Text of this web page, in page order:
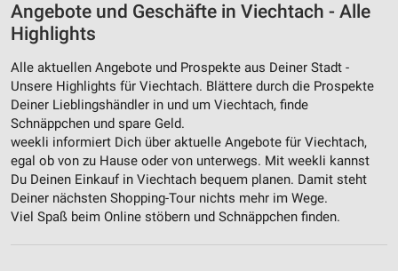
Angebote und Geschäfte in Viechtach - Alle
Highlights
Alle aktuellen Angebote und Prospekte aus Deiner Stadt -
Unsere Highlights für Viechtach. Blättere durch die Prospekte
Deiner Lieblingshändler in und um Viechtach, finde
Schnäppchen und spare Geld.
weekli informiert Dich über aktuelle Angebote für Viechtach,
egal ob von zu Hause oder von unterwegs. Mit weekli kannst
Du Deinen Einkauf in Viechtach bequem planen. Damit steht
Deiner nächsten Shopping-Tour nichts mehr im Wege.
Viel Spaß beim Online stöbern und Schnäppchen finden.